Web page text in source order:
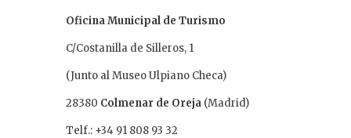
Oficina Municipal de Turismo
C/Costanilla de Silleros, 1
(Junto al Museo Ulpiano Checa)
28380 Colmenar de Oreja (Madrid)
Telf.: +34 91 808 93 32